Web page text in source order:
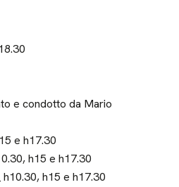
e condotto da Mario
e h17.30
h15 e h17.30
h10.30, h15 e h17.30